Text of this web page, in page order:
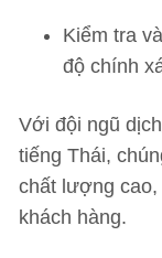
Kiểm tra
độ chính
Với đội ngũ
tiếng Thái,
chất lượng
khách hàng.